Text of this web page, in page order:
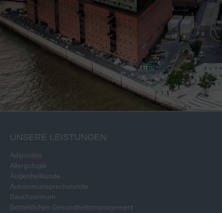
UNSERE LEISTUNGEN
Adipositas
Allergologie
Augenheilkunde
Autoimmunsprechstunde
Bauchzentrum
Betriebliches Gesundheitsmanagement